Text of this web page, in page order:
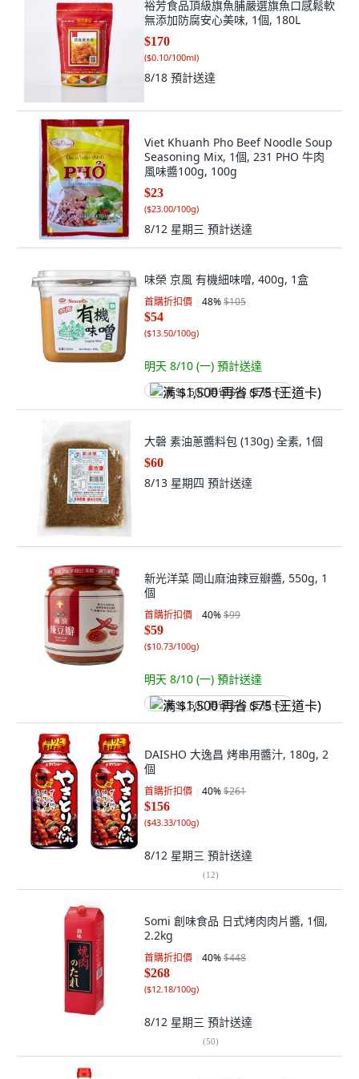
裕芳食品頂級旗魚脯嚴選旗魚口感鬆軟
無添加防腐安心美味, 1個, 180L
$170
($0.10/100ml)
8/18 預計送達
Viet Khuanh Pho Beef Noodle Soup
Seasoning Mix, 1個, 231 PHO 牛肉
風味醬100g, 100g
$23
($23.00/100g)
8/12 星期三 預計送達
味榮 京風 有機細味噌, 400g, 1盒
首購折扣價 48%$105
$54
($13.50/100g)
明天 8/10 (一) 預計送達
满 $1,500 再省 $75 (王道卡)
大磬 素油蔥醬料包 (130g) 全素, 1個
$60
8/13 星期四 預計送達
新光洋菜 岡山麻油辣豆瓣醬, 550g, 1
個
首購折扣價 40%$99
$59
($10.73/100g)
明天 8/10 (一) 預計送達
满 $1,500 再省 $75 (王道卡)
DAISHO 大逸昌 烤串用醬汁, 180g, 2
個
首購折扣價 40%$261
$156
($43.33/100g)
8/12 星期三 預計送達
(12)
Somi 創味食品 日式烤肉肉片醬, 1個,
2.2kg
首購折扣價 40%$448
$268
($12.18/100g)
8/12 星期三 預計送達
(50)